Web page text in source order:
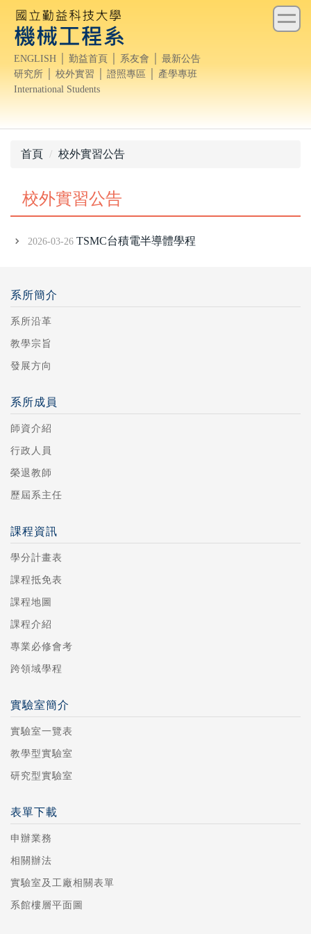
跳
到
主
要
內
容
ENGLISH 勤益首頁 系友會
最新公告
研究所
校外實習 證照專區
產學專班
International Students
首頁 校外實習公告
校外實習公告
2026-03-26 TSMC台積電半導體學程
系所簡介
系所沿革
教學宗旨
發展方向
系所成員
師資介紹
行政人員
榮退教師
歷屆系主任
課程資訊
學分計畫表
課程抵免表
課程地圖
課程介紹
專業必修會考
跨領域學程
實驗室簡介
實驗室一覽表
教學型實驗室
研究型實驗室
表單下載
申辦業務
相關辦法
實驗室及工廠相關表單
系館樓層平面圖